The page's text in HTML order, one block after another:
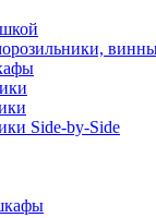
Side-by-Side